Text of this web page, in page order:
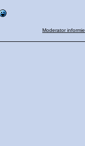
Moderator